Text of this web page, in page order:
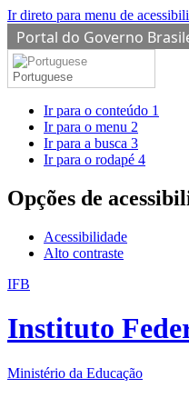
Ir direto para menu de
Portal do Governo
Portuguese
Ir para o conteúdo 1
Ir para o menu 2
Ir para a busca 3
Ir para o rodapé 4
Opções de
Acessibilidade
Alto contraste
IFB
Instituto
Ministério da Educação